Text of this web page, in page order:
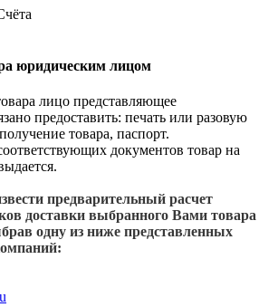
юридическим лицом
лицо представляющее
предоставить: печать или разовую
товара, паспорт.
документов товар на
предварительный расчет
доставки выбранного Вами товара
одну из ниже представленных